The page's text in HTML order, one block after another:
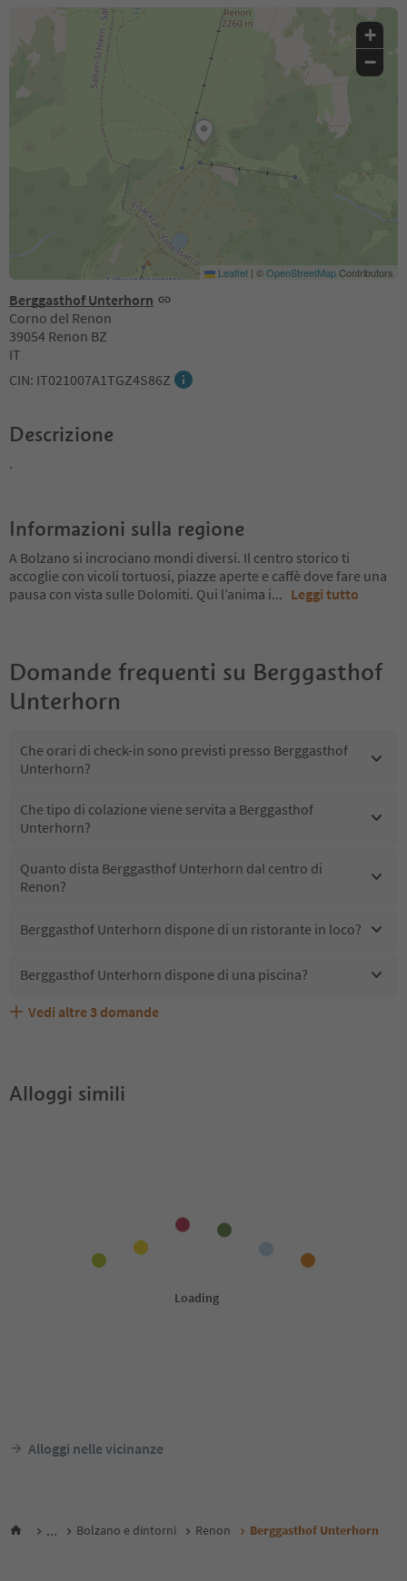
Berggasthof Unterhorn
Corno del Renon
39054 Renon BZ
IT
CIN: IT021007A1TGZ4S86Z
+
−
Leaflet | ©OpenStreetMapContributors
Descrizione
.
Informazioni sulla regione
A Bolzano si incrociano mondi diversi. Il centro storico ti
accoglie con vicoli tortuosi, piazze aperte e caffè dove fare una
pausa con vista sulle Dolomiti. Qui l’anima i... Leggi tutto
Domande frequenti su Berggasthof
Unterhorn
Che orari di check-in sono previsti presso Berggasthof
Unterhorn?
Che tipo di colazione viene servita a Berggasthof
Unterhorn?
Quanto dista Berggasthof Unterhorn dal centro di
Renon?
Berggasthof Unterhorn dispone di un ristorante in loco?
Berggasthof Unterhorn dispone di una piscina?
Berggasthof Unterhorn accetta animali domestici?
Quali servizi/attività sono disponibili presso Berggasthof
Gli ospiti di Berggasthof Unterhorn ricevono l'Alto Adige
Vedi altre 3 domande
Alloggi simili
Alloggi nelle vicinanze
... Bolzano e dintorni Renon Berggasthof Unterhorn